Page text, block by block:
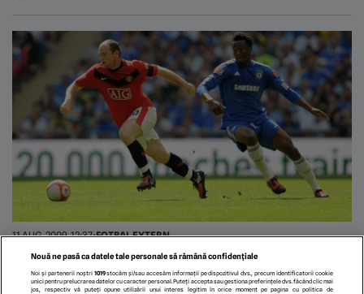
11 AUG. 2009, 12:37•FOTBAL EXTERN
Sponsorii o lasă moale
Nouă ne pasă ca datele tale personale să rămână confidențiale
Noi și partenerii noștri 1019stocăm și/sau accesăm informații pe dispozitivul dvs., precum identificatorii cookie
unici pentru prelucrarea datelor cu caracter personal. Puteți accepta sau gestiona preferințele dvs. făcând clic mai
jos, respectiv vă puteți opune utilizării unui interes legitim în orice moment pe pagina cu politica de